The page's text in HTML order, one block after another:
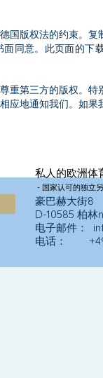
国版权法的约束。
同意。此页面的下
重第三方的版权。
应地通知我们。如
私人的欧洲体
- 国家认可的独立
豪巴赫大街8
D-10585 柏林n
电子邮件：
电话： +49